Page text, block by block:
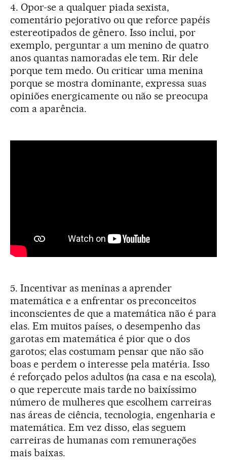
4. Opor-se a qualquer piada sexista,
comentário pejorativo ou que reforce papéis
estereotipados de gênero. Isso inclui, por
exemplo, perguntar a um menino de quatro
anos quantas namoradas ele tem. Rir dele
porque tem medo. Ou criticar uma menina
porque se mostra dominante, expressa suas
opiniões energicamente ou não se preocupa
com a aparência.
5. Incentivar as meninas a aprender
matemática e a enfrentar os preconceitos
inconscientes de que a matemática não é para
elas. Em muitos países, o desempenho das
garotas em matemática é pior que o dos
garotos; elas costumam pensar que não são
boas e perdem o interesse pela matéria. Isso
é reforçado pelos adultos (na casa e na escola),
o que repercute mais tarde no baixíssimo
número de mulheres que escolhem carreiras
nas áreas de ciência, tecnologia, engenharia e
matemática. Em vez disso, elas seguem
carreiras de humanas com remunerações
mais baixas.